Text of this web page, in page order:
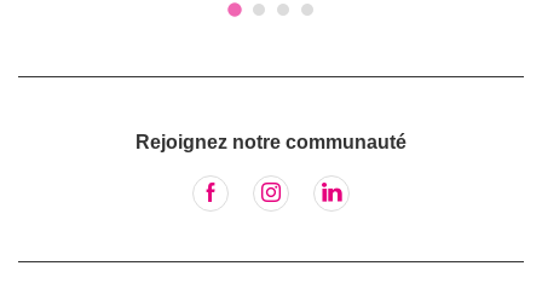
Rejoignez notre communauté